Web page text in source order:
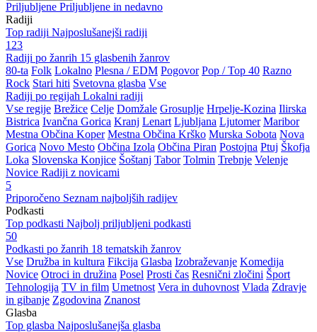
Priljubljene Priljubljene in nedavno
Radiji
Top radiji Najposlušanejši radiji
123
Radiji po žanrih 15 glasbenih žanrov
80-ta Folk Lokalno Plesna / EDM Pogovor Pop / Top 40 Razno
Rock Stari hiti Svetovna glasba Vse
Radiji po regijah Lokalni radiji
Vse regije Brežice Celje Domžale Grosuplje Hrpelje-Kozina Ilirska
Bistrica Ivančna Gorica Kranj Lenart Ljubljana Ljutomer Maribor
Mestna Občina Koper Mestna Občina Krško Murska Sobota Nova
Gorica Novo Mesto Občina Izola Občina Piran Postojna Ptuj Škofja
Loka Slovenska Konjice Šoštanj Tabor Tolmin Trebnje Velenje
Novice Radiji z novicami
5
Priporočeno Seznam najboljših radijev
Podkasti
Top podkasti Najbolj priljubljeni podkasti
50
Podkasti po žanrih 18 tematskih žanrov
Vse Družba in kultura Fikcija Glasba Izobraževanje Komedija
Novice Otroci in družina Posel Prosti čas Resnični zločini Šport
Tehnologija TV in film Umetnost Vera in duhovnost Vlada Zdravje
in gibanje Zgodovina Znanost
Glasba
Top glasba Najposlušanejša glasba